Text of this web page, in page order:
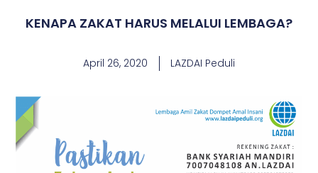
KENAPA ZAKAT HARUS MELALUI LEMBAGA?
April 26, 2020 LAZDAI Peduli